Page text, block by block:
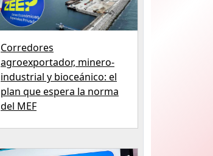
Corredores
agroexportador, minero-
industrial y bioceánico: el
plan que espera la norma
del MEF